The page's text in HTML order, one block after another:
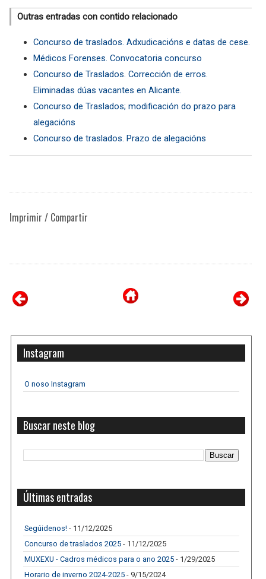
Outras entradas con contido relacionado
Concurso de traslados. Adxudicacións e datas de cese.
Médicos Forenses. Convocatoria concurso
Concurso de Traslados. Corrección de erros.
Eliminadas dúas vacantes en Alicante.
Concurso de Traslados; modificación do prazo para
alegacións
Concurso de traslados. Prazo de alegacións
Imprimir / Compartir
Instagram
O noso Instagram
Buscar neste blog
Últimas entradas
Segúidenos! - 11/12/2025
Concurso de traslados 2025 - 11/12/2025
MUXEXU - Cadros médicos para o ano 2025 - 1/29/2025
Horario de inverno 2024-2025 - 9/15/2024